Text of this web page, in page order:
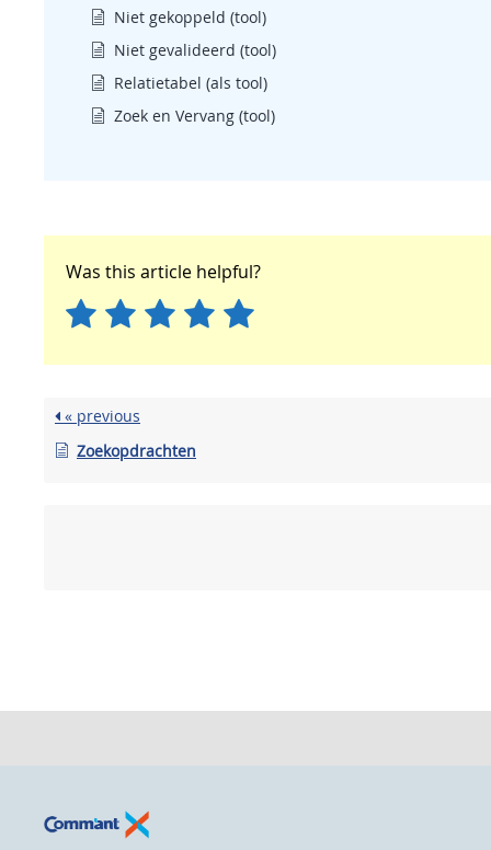
Niet gekoppeld (tool)
Niet gevalideerd (tool)
Relatietabel (als tool)
Zoek en Vervang (tool)
Was this article helpful?
« previous
Zoekopdrachten